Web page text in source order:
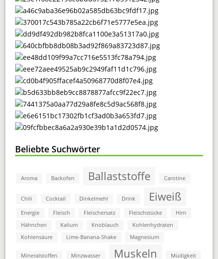
Beliebte Suchwörter
Aroma Backofen Ballaststoffe Carotine
Chili Cocktail Dinkelmehl Drink Eiweiß
Energie Fleisch Fleischersatz Fleischstücke
Hirn
Hähnchen
Kalium Knoblauch
Kohlenhydraten
Kohlensäure
Lime-Banana-Shake Magnesium
Mineralstoffen Minzwasser Muskeln Müdigkeit